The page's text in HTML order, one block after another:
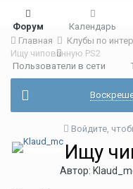
Форум Календарь
Пользователи в сети
Главная Клубы по
Ищу чипованную PS2
Войдите,
Ищу
Автор: